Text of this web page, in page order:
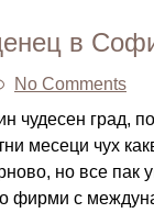
в
No Comments
чудесен град,
месеци чух
но все пак
фирми с